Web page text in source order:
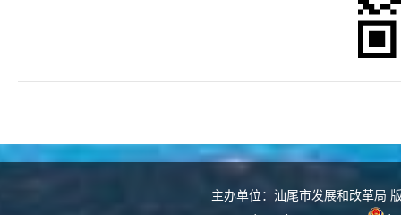
主办单位：汕尾市发展和改革局